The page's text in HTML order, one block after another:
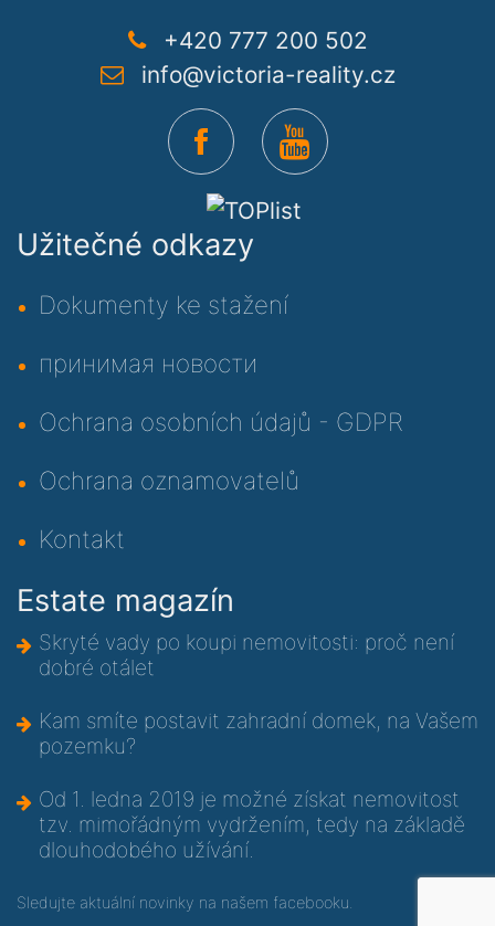
+420 777 200 502
info@victoria-reality.cz
Užitečné odkazy
Dokumenty ke stažení
принимая новости
Ochrana osobních údajů - GDPR
Ochrana oznamovatelů
Kontakt
Estate magazín
Skryté vady po koupi nemovitosti: proč není
dobré otálet
Kam smíte postavit zahradní domek, na Vašem
pozemku?
Od 1. ledna 2019 je možné získat nemovitost
tzv. mimořádným vydržením, tedy na základě
dlouhodobého užívání.
Sledujte aktuální novinky na našem facebooku